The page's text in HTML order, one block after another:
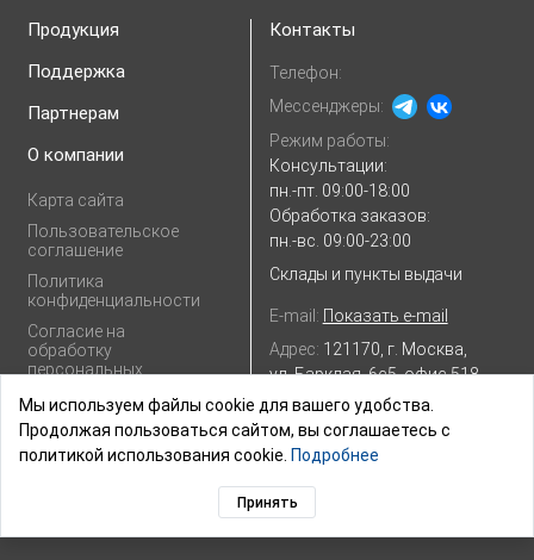
Продукция
Поддержка
Партнерам
О компании
Карта сайта
Пользовательское
соглашение
Политика
конфиденциальности
Согласие на
обработку
персональных
Контакты
Телефон:
Мессенджеры:
Режим работы:
Консультации:
пн.-пт. 09:00-18:00
Обработка заказов:
пн.-вс. 09:00-23:00
Склады и пункты выдачи
E-mail: Показать e-mail
Адрес: 121170, г. Москва,
ул. Барклая, 6с5, офис 518
Посмотреть наЯндекс.картах
Мы используем файлы cookie для вашего удобства.
Продолжая пользоваться сайтом, вы соглашаетесь с
политикой использования cookie. Подробнее
Принять